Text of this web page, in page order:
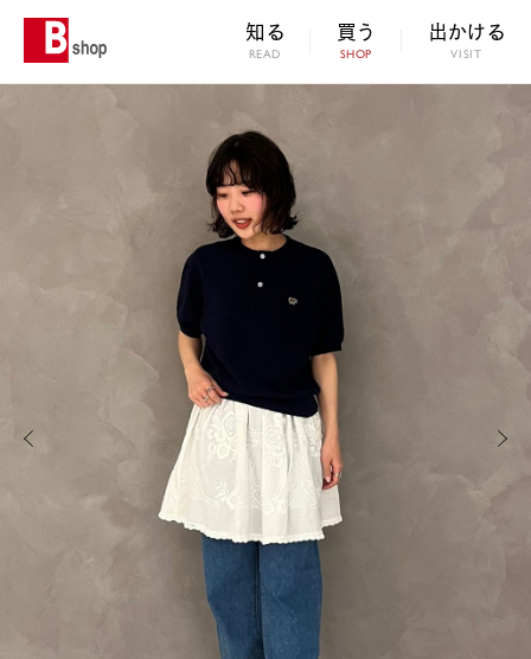
知る
READ
買う
SHOP
出かける
VISIT